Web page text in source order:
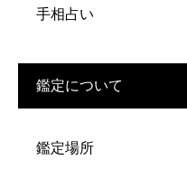
手相占い
鑑定について
鑑定場所